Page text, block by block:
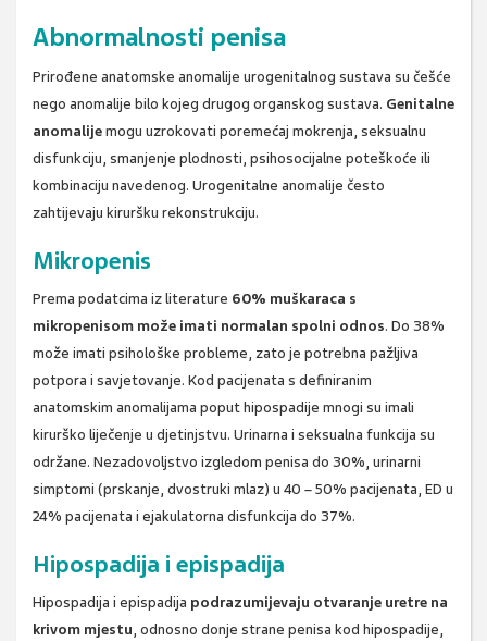
Abnormalnosti penisa
Prirođene anatomske anomalije urogenitalnog sustava su češće
nego anomalije bilo kojeg drugog organskog sustava. Genitalne
anomalijemogu uzrokovati poremećaj mokrenja, seksualnu
disfunkciju, smanjenje plodnosti, psihosocijalne poteškoće ili
kombinaciju navedenog. Urogenitalne anomalije često
zahtijevaju kiruršku rekonstrukciju.
Mikropenis
Prema podatcima iz literature 60% muškaraca s
mikropenisom može imati normalan spolni odnos. Do 38%
može imati psihološke probleme, zato je potrebna pažljiva
potpora i savjetovanje. Kod pacijenata s definiranim
anatomskim anomalijama poput hipospadije mnogi su imali
kirurško liječenje u djetinjstvu. Urinarna i seksualna funkcija su
održane. Nezadovoljstvo izgledom penisa do 30%, urinarni
simptomi (prskanje, dvostruki mlaz) u 40 – 50% pacijenata, ED u
24% pacijenata i ejakulatorna disfunkcija do 37%.
Hipospadija i epispadija
Hipospadija i epispadija podrazumijevaju otvaranje uretre na
krivom mjestu, odnosno donje strane penisa kod hipospadije,